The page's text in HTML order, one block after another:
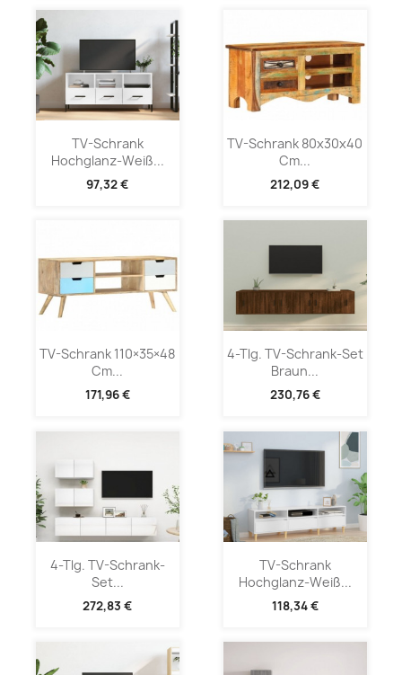
TV-Schrank
Hochglanz-Weiß...
97,32 €
TV-Schrank 80x30x40
Cm...
212,09 €
TV-Schrank 110×35×48
Cm...
171,96 €
4-Tlg. TV-Schrank-Set
Braun...
230,76 €
4-Tlg. TV-Schrank-
Set...
272,83 €
TV-Schrank
Hochglanz-Weiß...
118,34 €